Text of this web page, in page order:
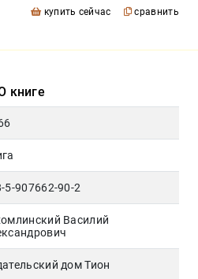
купить сейчас сравнить
книге
5-907662-90-2
Василий
дом Тион